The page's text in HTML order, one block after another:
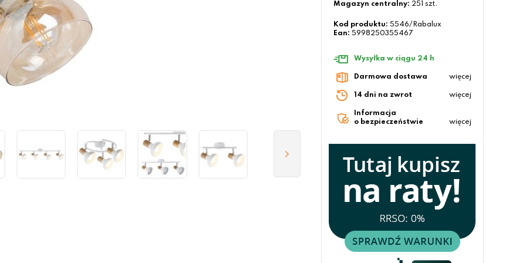
Magazyn centralny: 251 szt.
Kod produktu: 5546/Rabalux
Ean: 5998250355467
Wysyłka w ciągu 24 h
Darmowa dostawa więcej
14 dni na zwrot więcej
Informacja
o bezpieczeństwie
więcej